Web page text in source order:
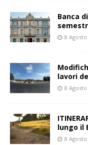
Banca
8 Agosto
lavori
8 Agosto
lungo il
8 Agosto